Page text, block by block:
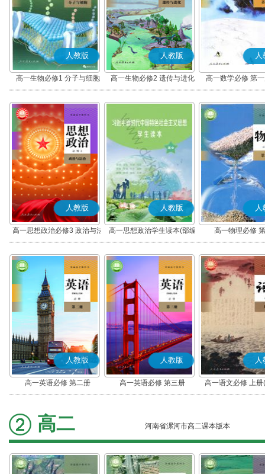
人教版
高一生物必修1 分子与细胞
人教版
高一生物必修2 遗传与进化
人
高一数学必修 第
人教版
高一思想政治必修3 政治与法
治(部编版)
人教版
高一思想政治学生读本(部编
版)
人
高一物理必修
人教版
高一英语必修 第二册
人教版
高一英语必修 第三册
人
高一语文必修 上
高二 河南省漯河市高二课本版本